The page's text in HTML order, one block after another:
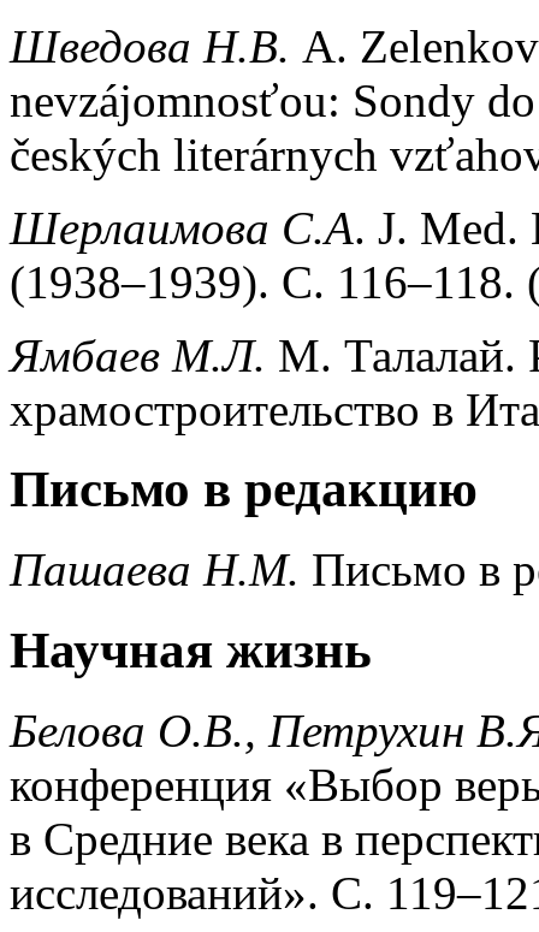
Шведова Н.В. A.
nevzájomnosťou: Sondy
českých literárnych
Шерлаимова С.А. J. Med.
(1938–1939). С.
Ямбаев М.Л. М. Талалай.
храмостроительство в
Письмо в редакцию
Пашаева Н.М. Письмо в
Научная жизнь
Белова О.В., Петрухин
конференция «Выбор
в Средние века в
исследований». С.